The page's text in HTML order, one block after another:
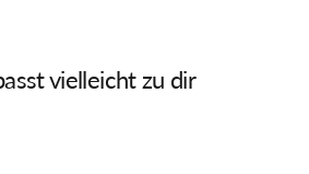
vielleicht zu dir